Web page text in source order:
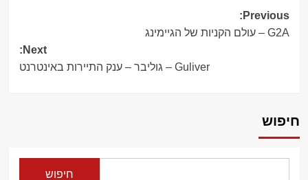
Post
navigation
Previous:
G2A – עולם הקניות של הגיימינג
Next:
Guliver – גוליבר – ענק התיירות באינטרנט
חיפוש
חיפוש